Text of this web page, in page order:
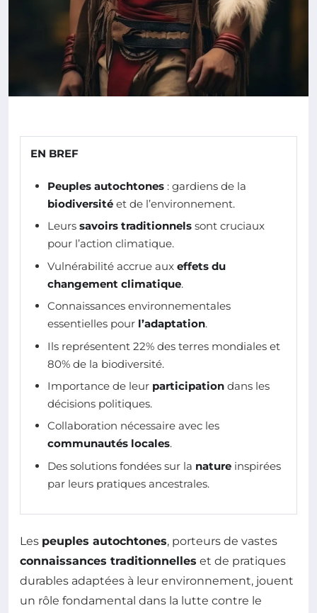
EN BREF
Peuples autochtones : gardiens de la
biodiversité et de l’environnement.
Leurs savoirs traditionnels sont cruciaux
pour l’action climatique.
Vulnérabilité accrue aux effets du
changement climatique.
Connaissances environnementales
essentielles pour l’adaptation.
Ils représentent 22% des terres mondiales et
80% de la biodiversité.
Importance de leur participation dans les
décisions politiques.
Collaboration nécessaire avec les
communautés locales.
Des solutions fondées sur la nature inspirées
par leurs pratiques ancestrales.
Les peuples autochtones, porteurs de vastes
connaissances traditionnelles et de pratiques
durables adaptées à leur environnement, jouent
un rôle fondamental dans la lutte contre le